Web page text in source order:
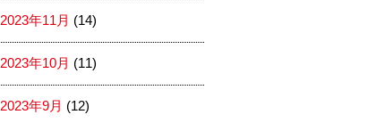
2023年11月 (14)
2023年10月 (11)
2023年9月 (12)